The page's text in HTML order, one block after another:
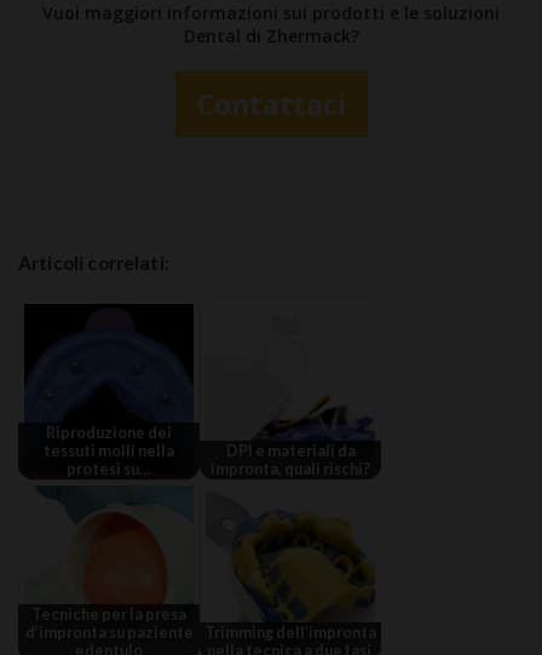
Vuoi maggiori informazioni sui prodotti e le soluzioni
Dental di Zhermack?
Contattaci
Articoli correlati:
Riproduzione dei
tessuti molli nella
protesi su…
DPI e materiali da
impronta, quali rischi?
Tecniche per la presa
d’impronta su paziente
edentulo
Trimming dell’impronta
nella tecnica a due fasi